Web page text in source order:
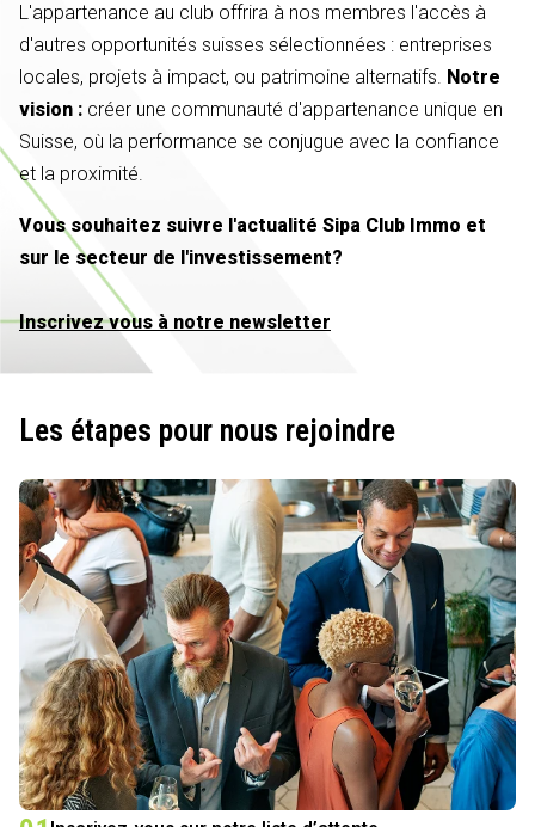
L'appartenance au club offrira à nos membres l'accès à
d'autres opportunités suisses sélectionnées : entreprises
locales, projets à impact, ou patrimoine alternatifs. Notre
vision : créer une communauté d'appartenance unique en
Suisse, où la performance se conjugue avec la confiance
et la proximité.
Vous souhaitez suivre l'actualité Sipa Club Immo et
sur le secteur de l'investissement?
Inscrivez vous à notre newsletter
Les étapes pour nous rejoindre